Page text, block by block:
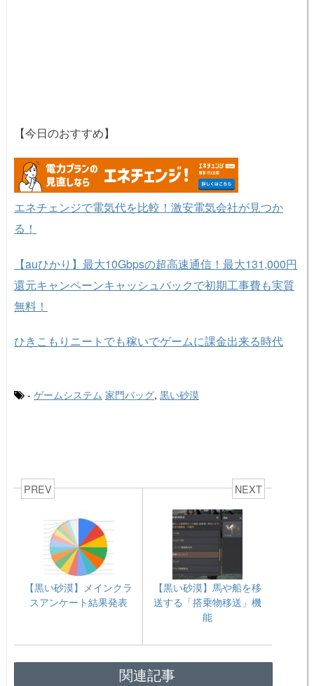
【今日のおすすめ】
エネチェンジで電気代を比較！激安電気会社が見つか
る！
【auひかり】最大10Gbpsの超高速通信！最大131,000円
還元キャンペーンキャッシュバックで初期工事費も実質
無料！
ひきこもりニートでも稼いでゲームに課金出来る時代
- ゲームシステム 家門バッグ, 黒い砂漠
PREV
【黒い砂漠】メインクラ
スアンケート結果発表
NEXT
【黒い砂漠】馬や船を移
送する「搭乗物移送」機
能
関連記事